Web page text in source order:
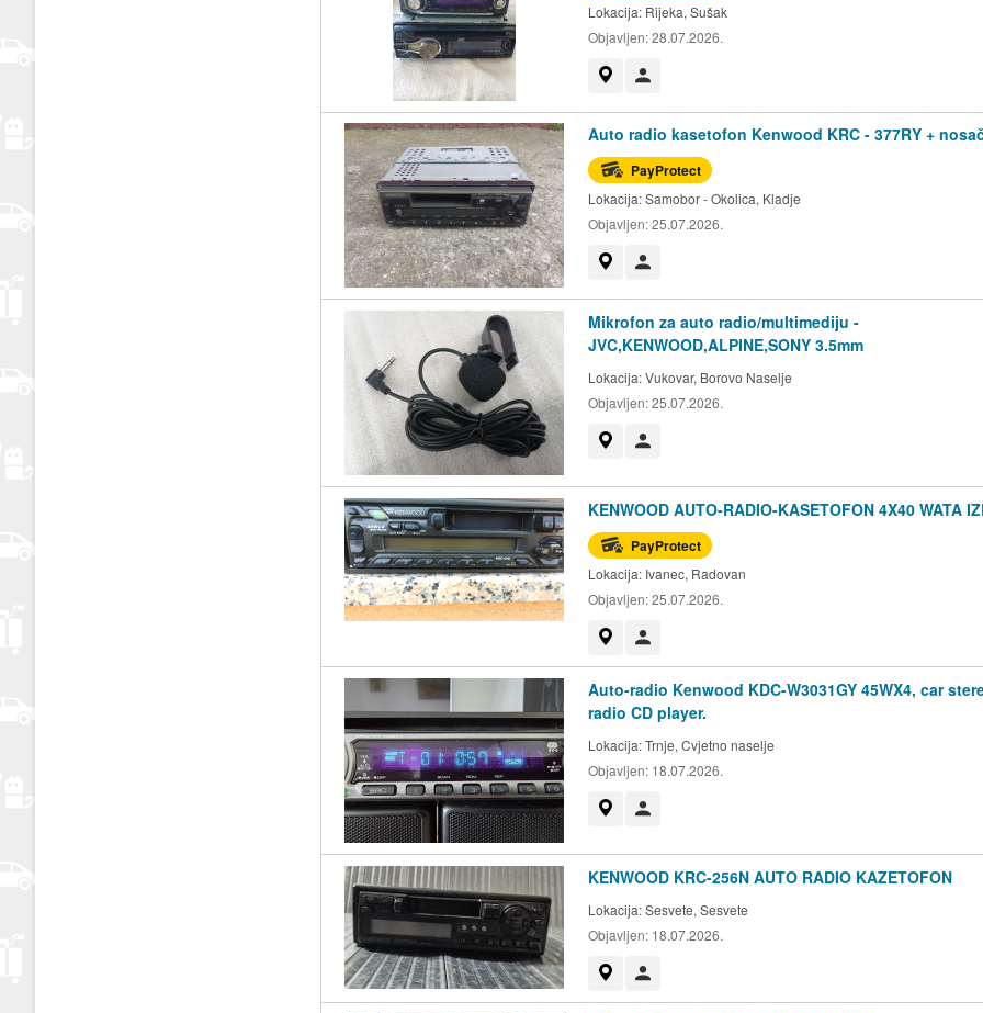
Lokacija: Rijeka, Sušak
Objavljen:28.07.2026.
Auto radio kasetofon Kenwood KRC - 377RY +
PayProtect
Lokacija:Samobor - Okolica, Kladje
Objavljen:25.07.2026.
Mikrofon za auto radio/multimediju -
JVC,KENWOOD,ALPINE,SONY 3.5mm
Lokacija:Vukovar, Borovo Naselje
Objavljen:25.07.2026.
KENWOOD AUTO-RADIO-KASETOFON 4X40 WATA
PayProtect
Lokacija: Ivanec, Radovan
Objavljen:25.07.2026.
Auto-radio Kenwood KDC-W3031GY 45WX4, car
radio CD player.
Lokacija:Trnje, Cvjetno naselje
Objavljen: 18.07.2026.
KENWOOD KRC-256N AUTO RADIO KAZETOFON
Lokacija:Sesvete, Sesvete
Objavljen: 18.07.2026.